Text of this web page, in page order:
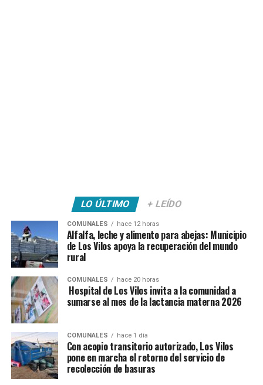
LO ÚLTIMO + LEÍDO
COMUNALES hace 12 horas
Alfalfa, leche y alimento para abejas: Municipio
de Los Vilos apoya la recuperación del mundo
rural
COMUNALES hace 20 horas
Hospital de Los Vilos invita a la comunidad a
sumarse al mes de la lactancia materna 2026
COMUNALES hace 1 día
Con acopio transitorio autorizado, Los Vilos
pone en marcha el retorno del servicio de
recolección de basuras